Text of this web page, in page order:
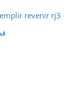
revenir rj3